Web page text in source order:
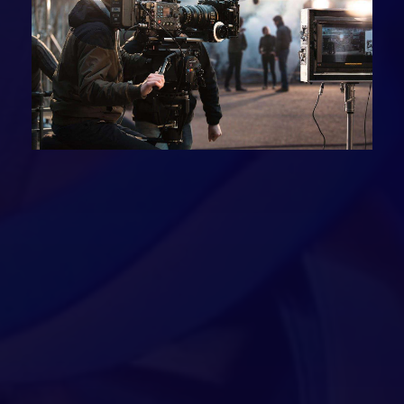
24
25
26
24
25
26
отметила автор Диана Худаева о своём проекте.
Победителя конкурса выбрали в формате
питчинга в Мурманске. Всего на конкурс
поступило 115 заявок из 15 регионов ДФО и
АЗРФ. В финал прошло только 11 проектов и